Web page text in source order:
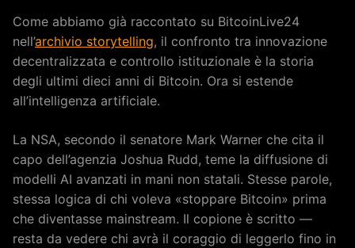
Come abbiamo già raccontato su BitcoinLive24
nell’archivio storytelling, il confronto tra innovazione
decentralizzata e controllo istituzionale è la storia
degli ultimi dieci anni di Bitcoin. Ora si estende
all’intelligenza artificiale.
La NSA, secondo il senatore Mark Warner che cita il
capo dell’agenzia Joshua Rudd, teme la diffusione di
modelli AI avanzati in mani non statali. Stesse parole,
stessa logica di chi voleva «stoppare Bitcoin» prima
che diventasse mainstream. Il copione è scritto —
resta da vedere chi avrà il coraggio di leggerlo fino in